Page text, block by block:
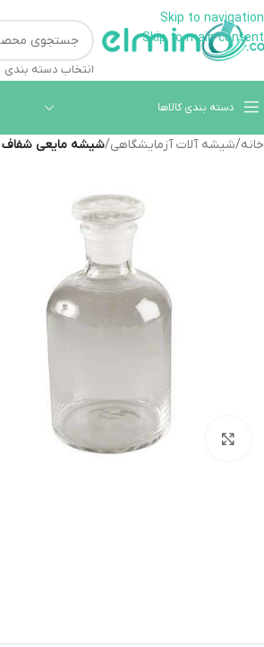
Skip to navigation
Skip to main content
انتخاب دسته بندی
دسته بندی کالاها
خانه/شیشه آلات آزمایشگاهی/شیشه مایعی شفاف
بزرگنمایی تصویر